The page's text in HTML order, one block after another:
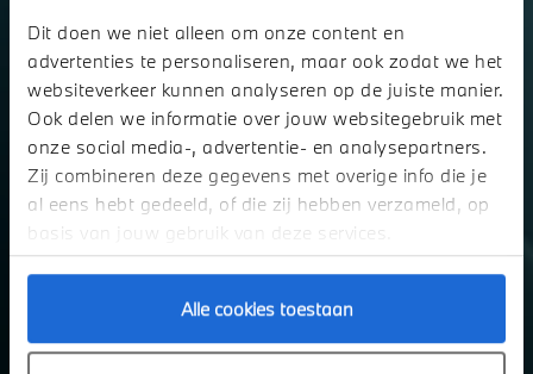
Dit doen we niet alleen om onze content en
advertenties te personaliseren, maar ook zodat we het
websiteverkeer kunnen analyseren op de juiste manier.
Ook delen we informatie over jouw websitegebruik met
onze social media-, advertentie- en analysepartners.
Zij combineren deze gegevens met overige info die je
al eens hebt gedeeld, of die zij hebben verzameld, op
basis van jouw gebruik van deze services.
Alle cookies toestaan